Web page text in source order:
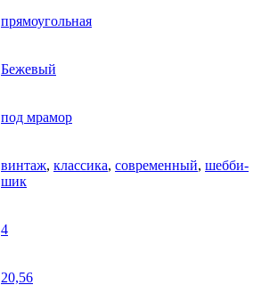
прямоугольная
Бежевый
под мрамор
винтаж, классика, современный, шебби-
шик
4
20,56